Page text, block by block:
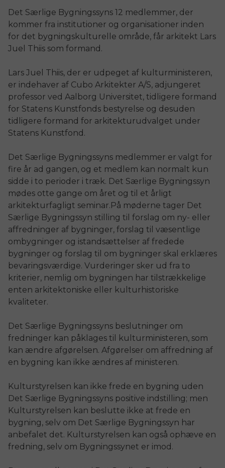
Det Særlige Bygningssyns 12 medlemmer, der
kommer fra institutioner og organisationer inden
for det bygningskulturelle område, får arkitekt Lars
Juel Thiis som formand.
Lars Juel Thiis, der er udpeget af kulturministeren,
er indehaver af Cubo Arkitekter A/S, adjungeret
professor ved Aalborg Universitet, tidligere formand
for Statens Kunstfonds bestyrelse og desuden
tidligere formand for arkitekturudvalget under
Statens Kunstfond.
Det Særlige Bygningssyns medlemmer er valgt for
fire år ad gangen, og et medlem kan normalt kun
sidde i to perioder i træk. Det Særlige Bygningssyn
mødes otte gange om året og til et årligt
arkitekturfagligt seminar.På møderne tager Det
Særlige Bygningssyn stilling til forslag om ny- eller
affredninger af bygninger, forslag til væsentlige
ombygninger og istandsættelser af fredede
bygninger og forslag til om bygninger skal erklæres
bevaringsværdige. Vurderinger sker ud fra to
kriterier, nemlig om bygningen har tilstrækkelige
enten arkitektoniske eller kulturhistoriske
kvaliteter.
Det Særlige Bygningssyns beslutninger om
fredninger kan påklages til kulturministeren, som
kan ændre afgørelsen. Afgørelser om affredning af
en bygning kan ikke ændres af ministeren.
Kulturstyrelsen kan ikke frede en bygning uden
Det Særlige Bygningssyns positive indstilling; men
Kulturstyrelsen kan beslutte ikke at frede en
bygning, selv om Det Særlige Bygningssyn har
anbefalet det. Kulturstyrelsen kan også ophæve en
fredning, selv om Bygningssynet er imod.